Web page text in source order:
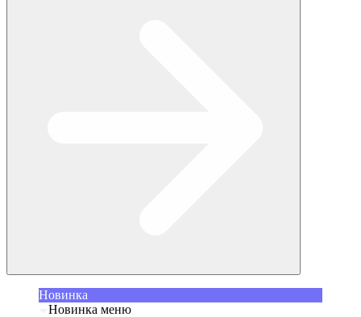
Новинка
Новинка меню